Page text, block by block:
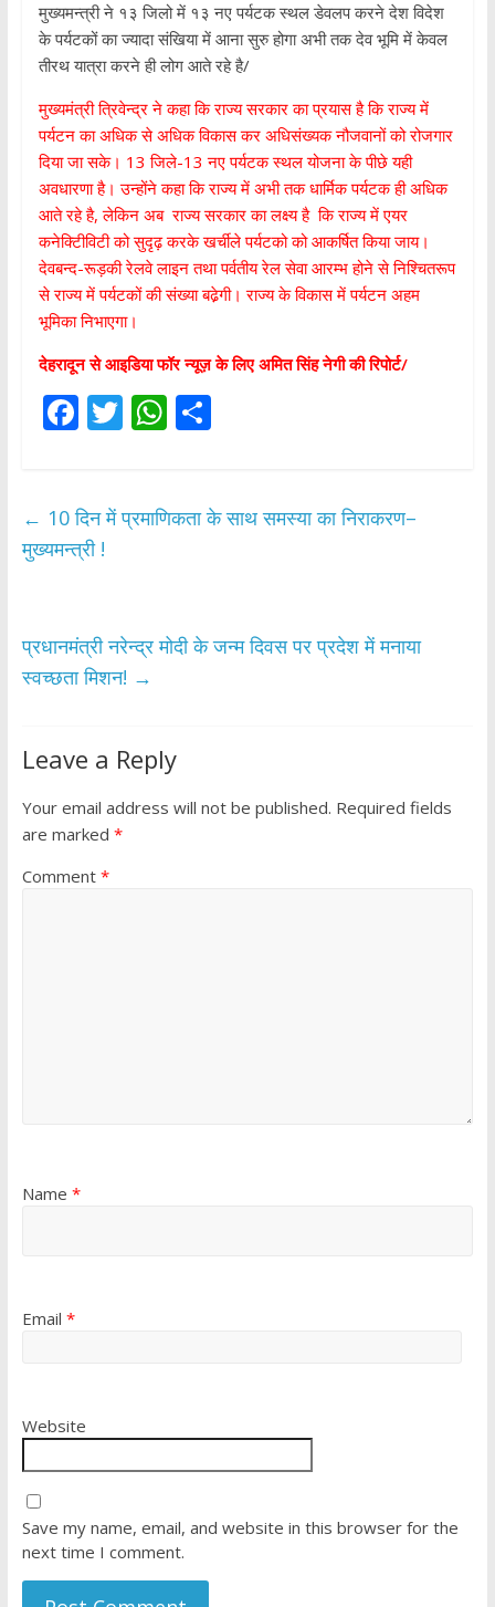
मुख्यमन्त्री ने १३ जिलो में १३ नए पर्यटक स्थल डेवलप करने देश विदेश
के पर्यटकों का ज्यादा संखिया में आना सुरु होगा अभी तक देव भूमि में केवल
तीरथ यात्रा करने ही लोग आते रहे है/
मुख्यमंत्री त्रिवेन्द्र ने कहा कि राज्य सरकार का प्रयास है कि राज्य में
पर्यटन का अधिक से अधिक विकास कर अधिसंख्यक नौजवानों को रोजगार
दिया जा सके। 13 जिले-13 नए पर्यटक स्थल योजना के पीछे यही
अवधारणा है। उन्होंने कहा कि राज्य में अभी तक धार्मिक पर्यटक ही अधिक
आते रहे है, लेकिन अब राज्य सरकार का लक्ष्य है कि राज्य में एयर
कनेक्टिीविटी को सुदृढ़ करके खर्चीले पर्यटको को आकर्षित किया जाय।
देवबन्द-रूड़की रेलवे लाइन तथा पर्वतीय रेल सेवा आरम्भ होने से निश्चितरूप
से राज्य में पर्यटकों की संख्या बढे़गी। राज्य के विकास में पर्यटन अहम
भूमिका निभाएगा।
देहरादून से आइडिया फॉर न्यूज़ के लिए अमित सिंह नेगी की रिपोर्ट/
F
b
o
k
T
er
W
s
p
S
e
← 10 दिन में प्रमाणिकता के साथ समस्या का निराकरण–
मुख्यमन्त्री !
प्रधानमंत्री नरेन्द्र मोदी के जन्म दिवस पर प्रदेश में मनाया
स्वच्छता मिशन! →
Leave a Reply
Your email address will not be published. Required fields
are marked *
Comment *
Name *
Email *
Website
Save my name, email, and website in this browser for the
next time I comment.